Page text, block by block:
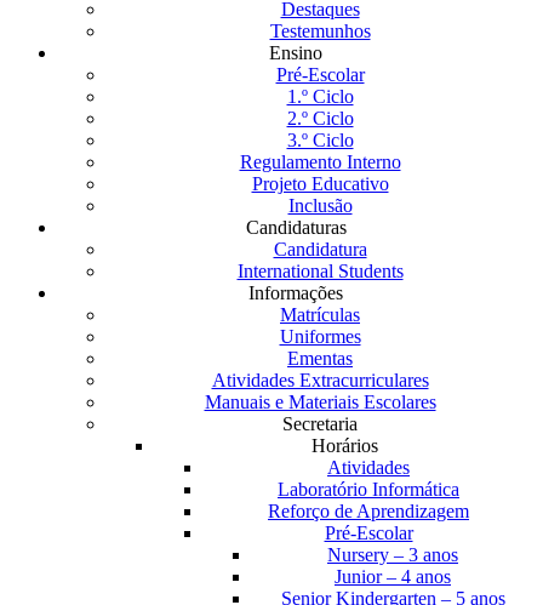
Destaques
Testemunhos
Ensino
Pré-Escolar
1.º Ciclo
2.º Ciclo
3.º Ciclo
Regulamento Interno
Projeto Educativo
Inclusão
Candidaturas
Candidatura
International Students
Informações
Matrículas
Uniformes
Ementas
Atividades Extracurriculares
Manuais e Materiais Escolares
Secretaria
Horários
Atividades
Laboratório Informática
Reforço de Aprendizagem
Pré-Escolar
Nursery – 3 anos
Junior – 4 anos
Senior Kindergarten – 5 anos